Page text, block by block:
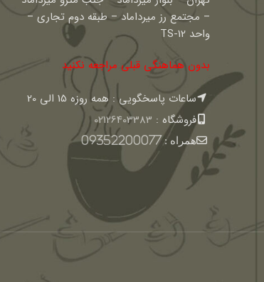
– مجتمع رز میرداماد – طبقه دوم تجاری –
واحد TS-12
بدون هماهنگی قبلی مراجعه نکنید
ساعات پاسخگویی : همه روزه 15 الی 20
فروشگاه : 02126403383
همراه :09352200077